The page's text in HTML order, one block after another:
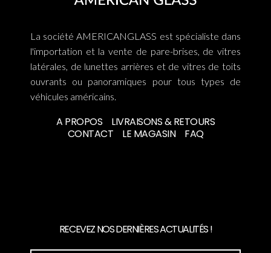
La société AMERICANGLASS est spécialiste dans
l'importation et la vente de pare-brises, de vitres
latérales, de lunettes arrières et de vitres de toits
ouvrants ou panoramiques pour tous types de
véhicules américains.
A PROPOS
LIVRAISONS & RETOURS
CONTACT
LE MAGASIN FAQ
RECEVEZ NOS DERNIÈRES ACTUALITÉS !